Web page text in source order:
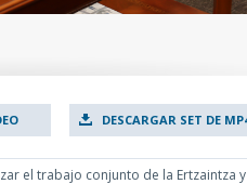
DESCARGAR SET DE
el trabajo conjunto de la Ertzaintza